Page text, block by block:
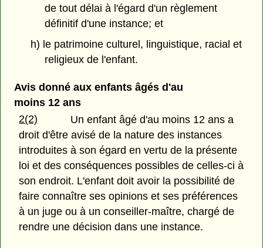
de tout délai à l'égard d'un règlement
définitif d'une instance; et
h) le patrimoine culturel, linguistique, racial et
religieux de l'enfant.
Avis donné aux enfants âgés d'au
moins 12 ans
2(2)
Un enfant âgé d'au moins 12 ans a
droit d'être avisé de la nature des instances
introduites à son égard en vertu de la présente
loi et des conséquences possibles de celles-ci à
son endroit. L'enfant doit avoir la possibilité de
faire connaître ses opinions et ses préférences
à un juge ou à un conseiller-maître, chargé de
rendre une décision dans une instance.